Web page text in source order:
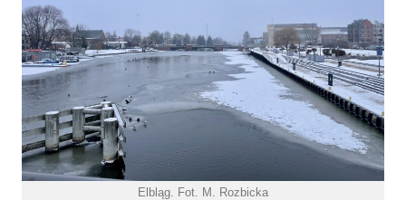
Elbląg. Fot. M. Rozbicka